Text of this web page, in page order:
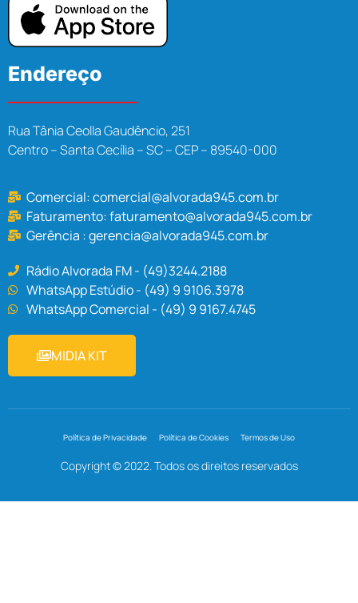
Endereço
Rua Tânia Ceolla Gaudêncio, 251
Centro – Santa Cecília – SC – CEP – 89540-000
Comercial:comercial@alvorada945.com.br
Faturamento:faturamento@alvorada945.com.br
Gerência :gerencia@alvorada945.com.br
Rádio Alvorada FM - (49)3244.2188
WhatsApp Estúdio - (49) 9 9106.3978
WhatsApp Comercial - (49) 9 9167.4745
MIDIA KIT
Política de Privacidade Política de Cookies Termos de Uso
Copyright © 2022. Todos os direitos reservados